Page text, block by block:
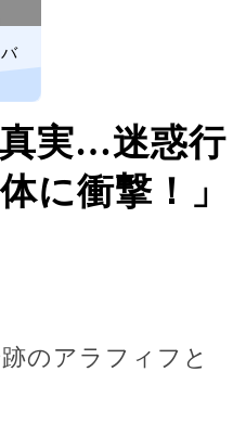
真実…迷惑行
に衝撃！」
のアラフィフと